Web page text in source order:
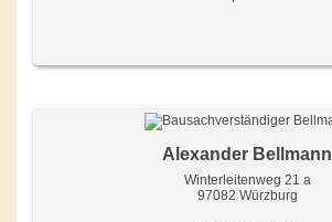
Alexander Bellmann
Winterleitenweg 21 a
97082 Würzburg